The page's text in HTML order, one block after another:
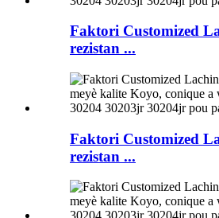
Faktori Customized
rezistan ...
Faktori Customized
rezistan ...